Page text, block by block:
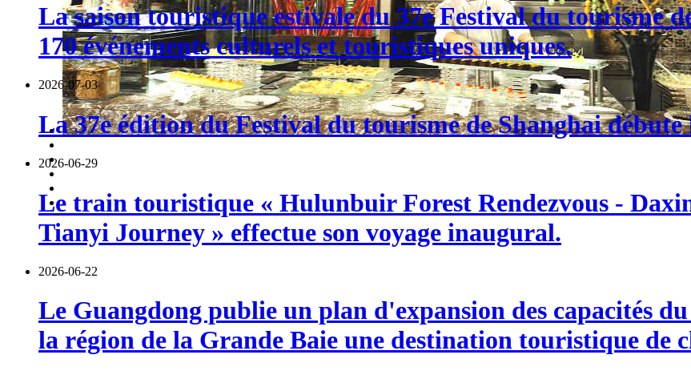
La saison touristique estivale du 37e Festival du tourisme
170 événements culturels et touristiques uniques.
2026-07-03
La 37e édition du Festival du tourisme de Shanghai
2026-06-29
Le train touristique « Hulunbuir Forest Rendezvous -
Tianyi Journey » effectue son voyage inaugural.
2026-06-22
Le Guangdong publie un plan d'expansion des capacités
la région de la Grande Baie une destination touristique de